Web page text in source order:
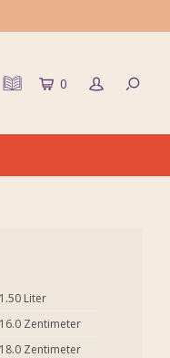
0
1.50 Liter
16.0 Zentimeter
18.0 Zentimeter